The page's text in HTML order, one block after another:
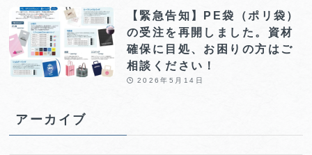
【緊急告知】PE袋（ポリ袋）
の受注を再開しました。資材
確保に目処、お困りの方はご
相談ください！
2026年5月14日
アーカイブ